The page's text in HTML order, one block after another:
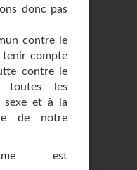
donc pas
contre le
tenir compte
contre le
toutes les
sexe et à la
de notre
est